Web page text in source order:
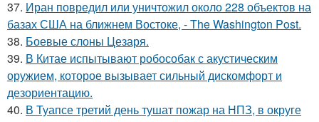
37. Иран повредил или уничтожил около 228 объектов на
базах США на ближнем Востоке, - The Washington Post.
38. Боевые слоны Цезаря.
39. В Китае испытывают робособак с акустическим
оружием, которое вызывает сильный дискомфорт и
дезориентацию.
40. В Туапсе третий день тушат пожар на НПЗ, в округе